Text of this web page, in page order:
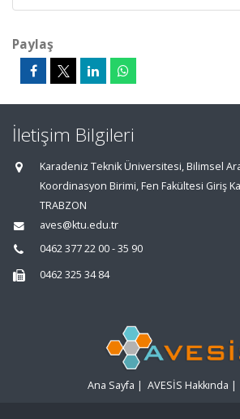
Paylaş
İletişim Bilgileri
Karadeniz Teknik Üniversitesi, Bilimsel
Koordinasyon Birimi, Fen Fakültesi Giriş
TRABZON
aves@ktu.edu.tr
0462 377 22 00 - 35 90
0462 325 34 84
Ana Sayfa | AVESİS Hakkında |